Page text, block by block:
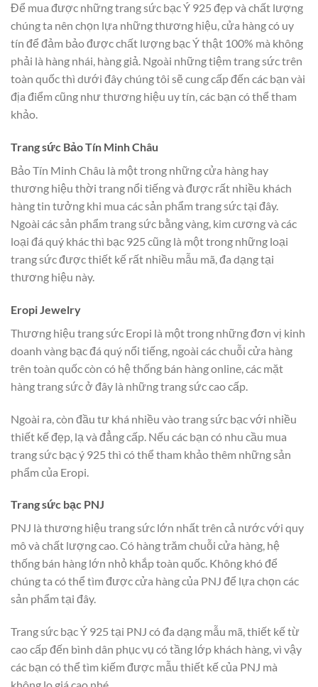
Để mua được những trang sức bạc Ý 925 đẹp và chất lượng
chúng ta nên chọn lựa những thương hiệu, cửa hàng có uy
tín để đảm bảo được chất lượng bạc Ý thật 100% mà không
phải là hàng nhái, hàng giả. Ngoài những tiệm trang sức trên
toàn quốc thì dưới đây chúng tôi sẽ cung cấp đến các bạn vài
địa điểm cũng như thương hiệu uy tín, các bạn có thể tham
khảo.
Trang sức Bảo Tín Minh Châu
Bảo Tín Minh Châu là một trong những cửa hàng hay
thương hiệu thời trang nổi tiếng và được rất nhiều khách
hàng tin tưởng khi mua các sản phẩm trang sức tại đây.
Ngoài các sản phẩm trang sức bằng vàng, kim cương và các
loại đá quý khác thì bạc 925 cũng là một trong những loại
trang sức được thiết kế rất nhiều mẫu mã, đa dạng tại
thương hiệu này.
Eropi Jewelry
Thương hiệu trang sức Eropi là một trong những đơn vị kinh
doanh vàng bạc đá quý nổi tiếng, ngoài các chuỗi cửa hàng
trên toàn quốc còn có hệ thống bán hàng online, các mặt
hàng trang sức ở đây là những trang sức cao cấp.
Ngoài ra, còn đầu tư khá nhiều vào trang sức bạc với nhiều
thiết kế đẹp, lạ và đẳng cấp. Nếu các bạn có nhu cầu mua
trang sức bạc ý 925 thì có thể tham khảo thêm những sản
phẩm của Eropi.
Trang sức bạc PNJ
PNJ là thương hiệu trang sức lớn nhất trên cả nước với quy
mô và chất lượng cao. Có hàng trăm chuỗi cửa hàng, hệ
thống bán hàng lớn nhỏ khắp toàn quốc. Không khó để
chúng ta có thể tìm được cửa hàng của PNJ để lựa chọn các
sản phẩm tại đây.
Trang sức bạc Ý 925 tại PNJ có đa dạng mẫu mã, thiết kế từ
cao cấp đến bình dân phục vụ có tầng lớp khách hàng, vì vậy
các bạn có thể tìm kiếm được mẫu thiết kế của PNJ mà